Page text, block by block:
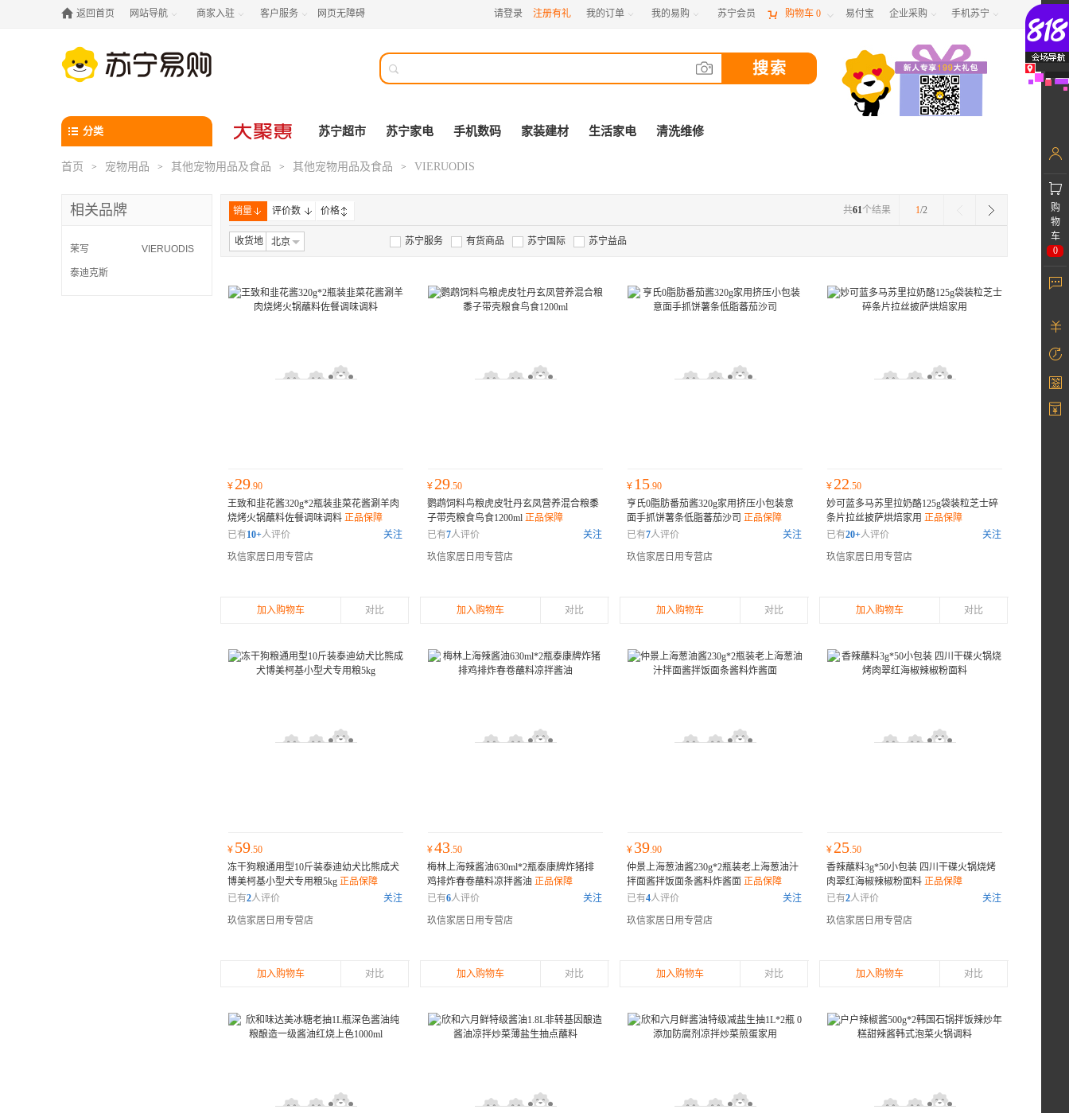
 返回首页 网站导航  商家入驻  客户服务  网页无障碍 请登录 注册有礼 我的订单  我的易购  苏宁会员  购物车 0  易付宝 企业采购  手机苏宁 

分类 苏宁超市 苏宁家电 手机数码 家装建材 生活家电 清洗维修
首页 > 宠物用品 > 其他宠物用品及食品 > 其他宠物用品及食品 > VIERUODIS
销量 评价数 价格 1/2
共61个结果
收货地 北京 苏宁服务 有货商品 苏宁国际 苏宁益品
¥ 29.90
王致和韭花酱320g*2瓶装韭菜花酱涮羊肉
烧烤火锅蘸料佐餐调味调料 正品保障
已有10+人评价
关注
玖信家居日用专营店
加入购物车 对比
¥ 29.50
鹦鹉饲料鸟粮虎皮牡丹玄凤营养混合粮黍
子带壳粮食鸟食1200ml 正品保障
已有7人评价
关注
玖信家居日用专营店
加入购物车 对比
¥ 15.90
亨氏0脂肪番茄酱320g家用挤压小包装意
面手抓饼薯条低脂蕃茄沙司 正品保障
已有7人评价
关注
玖信家居日用专营店
加入购物车 对比
¥ 22.50
妙可蓝多马苏里拉奶酪125g袋装粒芝士碎
条片拉丝披萨烘焙家用 正品保障
已有20+人评价
关注
玖信家居日用专营店
加入购物车 对比
¥ 59.50
冻干狗粮通用型10斤装泰迪幼犬比熊成犬
博美柯基小型犬专用粮5kg 正品保障
已有2人评价
关注
玖信家居日用专营店
加入购物车 对比
¥43.50
梅林上海辣酱油630ml*2瓶泰康牌炸猪排
鸡排炸春卷蘸料凉拌酱油 正品保障
已有6人评价
关注
玖信家居日用专营店
加入购物车 对比
¥ 39.90
仲景上海葱油酱230g*2瓶装老上海葱油汁
拌面酱拌饭面条酱料炸酱面 正品保障
已有4人评价
关注
玖信家居日用专营店
加入购物车 对比
¥ 25.50
香辣蘸料3g*50小包装 四川干碟火锅烧烤
肉翠红海椒辣椒粉面料 正品保障
已有2人评价
关注
玖信家居日用专营店
加入购物车 对比
相关品牌
茉写 VIERUODIS
泰迪克斯
购
物
车
0